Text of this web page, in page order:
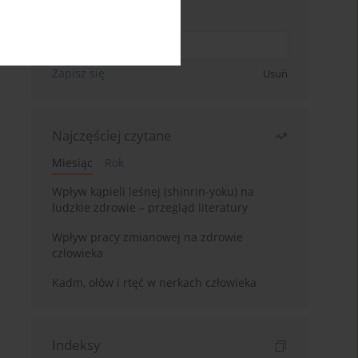
Zapisz się Usuń
Najczęściej czytane
Miesiąc
Rok
Wpływ kąpieli leśnej (shinrin-yoku) na
ludzkie zdrowie – przegląd literatury
Wpływ pracy zmianowej na zdrowie
człowieka
Kadm, ołów i rtęć w nerkach człowieka
Indeksy